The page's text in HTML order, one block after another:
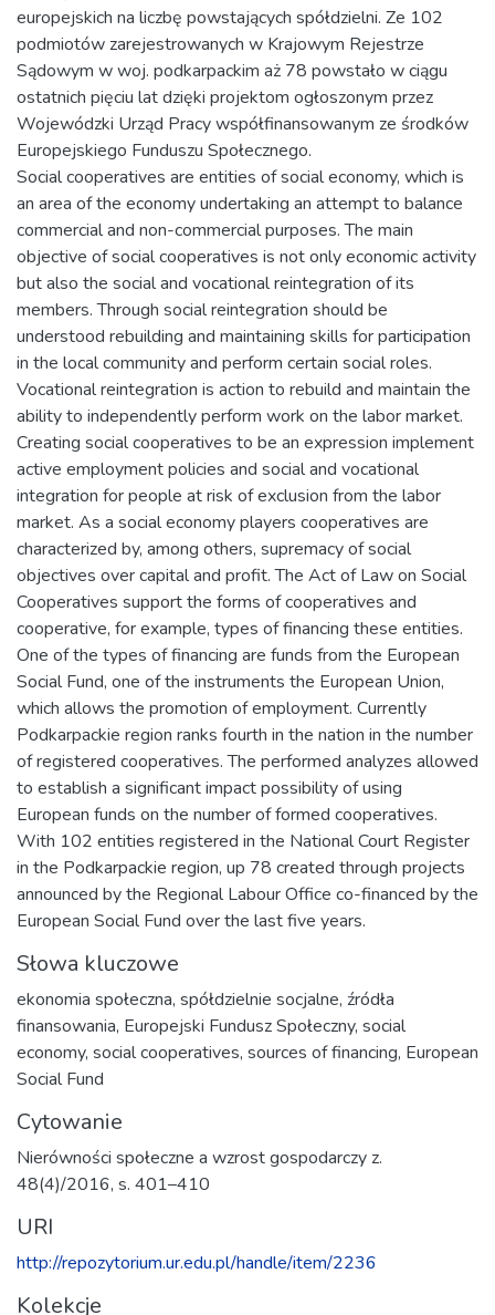
europejskich na liczbę powstających spółdzielni. Ze 102
podmiotów zarejestrowanych w Krajowym Rejestrze
Sądowym w woj. podkarpackim aż 78 powstało w ciągu
ostatnich pięciu lat dzięki projektom ogłoszonym przez
Wojewódzki Urząd Pracy współfinansowanym ze środków
Europejskiego Funduszu Społecznego.
Social cooperatives are entities of social economy, which is
an area of the economy undertaking an attempt to balance
commercial and non-commercial purposes. The main
objective of social cooperatives is not only economic activity
but also the social and vocational reintegration of its
members. Through social reintegration should be
understood rebuilding and maintaining skills for participation
in the local community and perform certain social roles.
Vocational reintegration is action to rebuild and maintain the
ability to independently perform work on the labor market.
Creating social cooperatives to be an expression implement
active employment policies and social and vocational
integration for people at risk of exclusion from the labor
market. As a social economy players cooperatives are
characterized by, among others, supremacy of social
objectives over capital and profit. The Act of Law on Social
Cooperatives support the forms of cooperatives and
cooperative, for example, types of financing these entities.
One of the types of financing are funds from the European
Social Fund, one of the instruments the European Union,
which allows the promotion of employment. Currently
Podkarpackie region ranks fourth in the nation in the number
of registered cooperatives. The performed analyzes allowed
to establish a significant impact possibility of using
European funds on the number of formed cooperatives.
With 102 entities registered in the National Court Register
in the Podkarpackie region, up 78 created through projects
announced by the Regional Labour Office co-financed by the
European Social Fund over the last five years.
Słowa kluczowe
ekonomia społeczna, spółdzielnie socjalne, źródła
finansowania, Europejski Fundusz Społeczny, social
economy, social cooperatives, sources of financing, European
Social Fund
Cytowanie
Nierówności społeczne a wzrost gospodarczy z.
48(4)/2016, s. 401–410
URI
http://repozytorium.ur.edu.pl/handle/item/2236
Kolekcje